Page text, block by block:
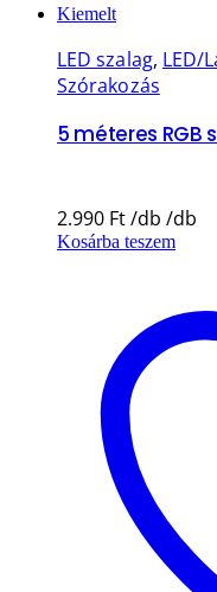
Kiemelt
LED szalag, LED/
Szórakozás
5 méteres RGB
2.990 Ft
Kosárba teszem